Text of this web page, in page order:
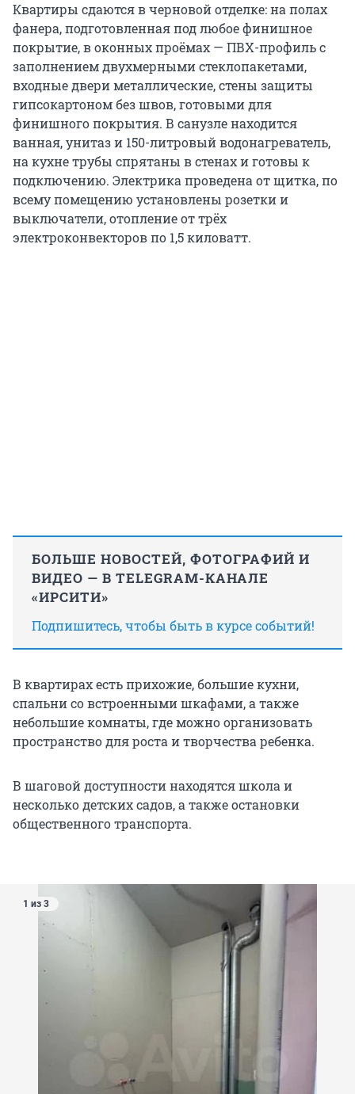
Квартиры сдаются в черновой отделке: на полах
фанера, подготовленная под любое финишное
покрытие, в оконных проёмах — ПВХ-профиль с
заполнением двухмерными стеклопакетами,
входные двери металлические, стены защиты
гипсокартоном без швов, готовыми для
финишного покрытия. В санузле находится
ванная, унитаз и 150-литровый водонагреватель,
на кухне трубы спрятаны в стенах и готовы к
подключению. Электрика проведена от щитка, по
всему помещению установлены розетки и
выключатели, отопление от трёх
электроконвекторов по 1,5 киловатт.
БОЛЬШЕ НОВОСТЕЙ, ФОТОГРАФИЙ И
ВИДЕО — В TELEGRAM-КАНАЛЕ
«ИРСИТИ»
Подпишитесь, чтобы быть в курсе событий!
В квартирах есть прихожие, большие кухни,
спальни со встроенными шкафами, а также
небольшие комнаты, где можно организовать
пространство для роста и творчества ребенка.
В шаговой доступности находятся школа и
несколько детских садов, а также остановки
общественного транспорта.
1 из 3